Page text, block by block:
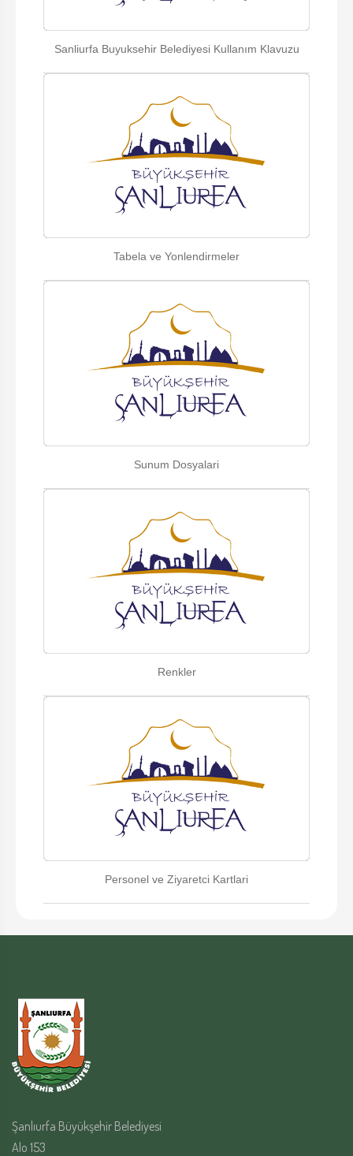
Sanliurfa Buyuksehir Belediyesi Kullanım Klavuzu
Tabela ve Yonlendirmeler
Sunum Dosyalari
Renkler
Personel ve Ziyaretci Kartlari
Şanlıurfa Büyükşehir Belediyesi
Alo 153